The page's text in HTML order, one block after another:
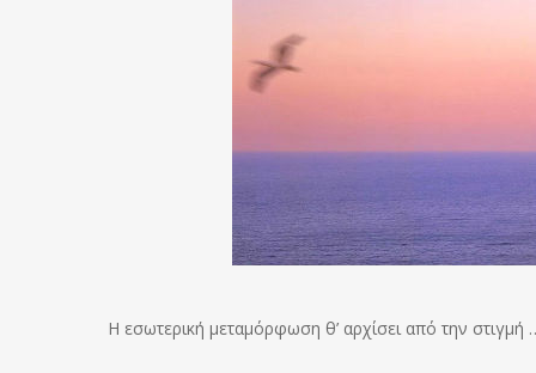
Η εσωτερική μεταμόρφωση θ’ αρχίσει από την στιγμή